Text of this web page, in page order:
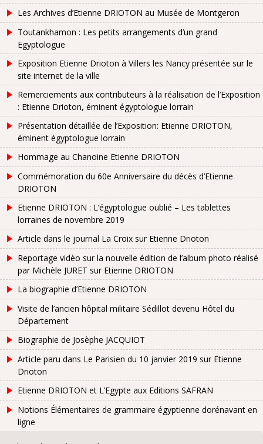
Les Archives d’Etienne DRIOTON au Musée de Montgeron
Toutankhamon : Les petits arrangements d’un grand
Egyptologue
Exposition Etienne Drioton à Villers les Nancy présentée sur le
site internet de la ville
Remerciements aux contributeurs à la réalisation de l’Exposition
: Etienne Drioton, éminent égyptologue lorrain
Présentation détaillée de l’Exposition: Etienne DRIOTON,
éminent égyptologue lorrain
Hommage au Chanoine Etienne DRIOTON
Commémoration du 60e Anniversaire du décès d’Etienne
DRIOTON
Etienne DRIOTON : L’égyptologue oublié – Les tablettes
lorraines de novembre 2019
Article dans le journal La Croix sur Etienne Drioton
Reportage vidèo sur la nouvelle édition de l’album photo réalisé
par Michèle JURET sur Etienne DRIOTON
La biographie d’Etienne DRIOTON
Visite de l’ancien hôpital militaire Sédillot devenu Hôtel du
Département
Biographie de Josèphe JACQUIOT
Article paru dans Le Parisien du 10 janvier 2019 sur Etienne
Drioton
Etienne DRIOTON et L’Egypte aux Editions SAFRAN
Notions Élémentaires de grammaire égyptienne dorénavant en
ligne